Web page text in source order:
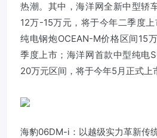
热潮。其中，海洋网全新中型轿
12万-15万元，将于今年二季度
纯电钢炮OCEAN-M价格区间15
季度上市；海洋网首款中型纯电
20万元区间，将于今年5月正式上
海豹06DM-i：以越级实力革新传